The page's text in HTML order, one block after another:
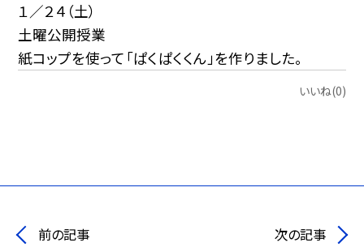
１／２４（土）
土曜公開授業
紙コップを使って「ぱくぱくくん」を作りました。
いいね(0)
前の記事 次の記事